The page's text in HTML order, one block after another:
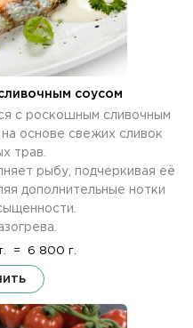
соусом
с роскошным сливочным
основе свежих сливок
трав.
рыбу, подчеркивая её
дополнительные нотки
= 6 800 г.